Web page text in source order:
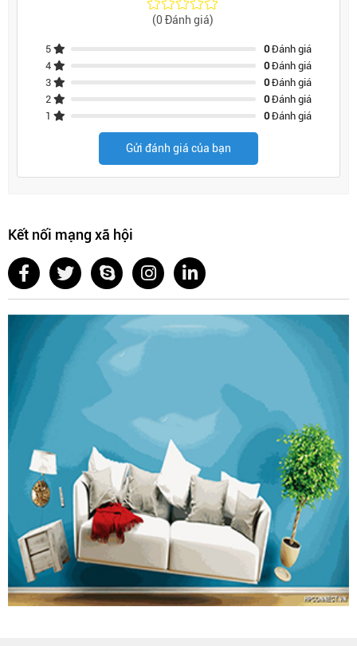
(0 Đánh giá)
5 0Đánh giá
4
0Đánh giá
3
0Đánh giá
2
0Đánh giá
1
0Đánh giá
Gửi đánh giá của bạn
Kết nối mạng xã hội